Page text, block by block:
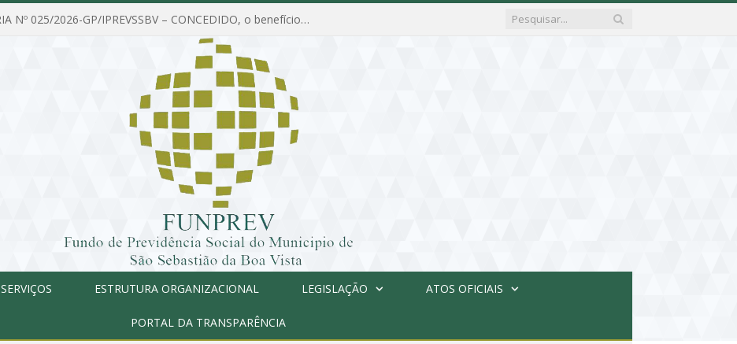
PORTARIA Nº 025/2026-GP/IPREVSSBV – CONCEDIDO, o benefício de PENSÃO a MARIA ESTELA DOS SANTOS SOUZA
SERVIÇOS ESTRUTURA ORGANIZACIONAL LEGISLAÇÃO ATOS OFICIAIS
PORTAL DA TRANSPARÊNCIA